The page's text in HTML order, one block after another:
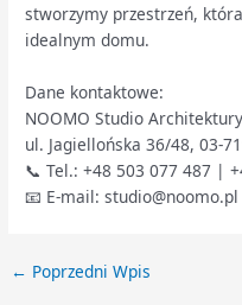
stworzymy przestrzeń,
idealnym domu.
Dane kontaktowe:
NOOMO Studio
ul. Jagiellońska 36/48, 03-
📞 Tel.: +48 503 077 487 |
📧 E-mail: studio@noomo.pl
← Poprzedni Wpis